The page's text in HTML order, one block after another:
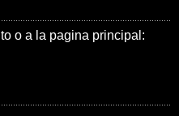
o a la pagina principal: